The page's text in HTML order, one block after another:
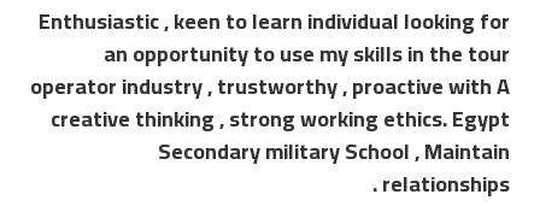
Enthusiastic , keen to learn individual looking for
an opportunity to use my skills in the tour
operator industry , trustworthy , proactive with A
creative thinking , strong working ethics. Egypt
Secondary military School , Maintain
relationships .